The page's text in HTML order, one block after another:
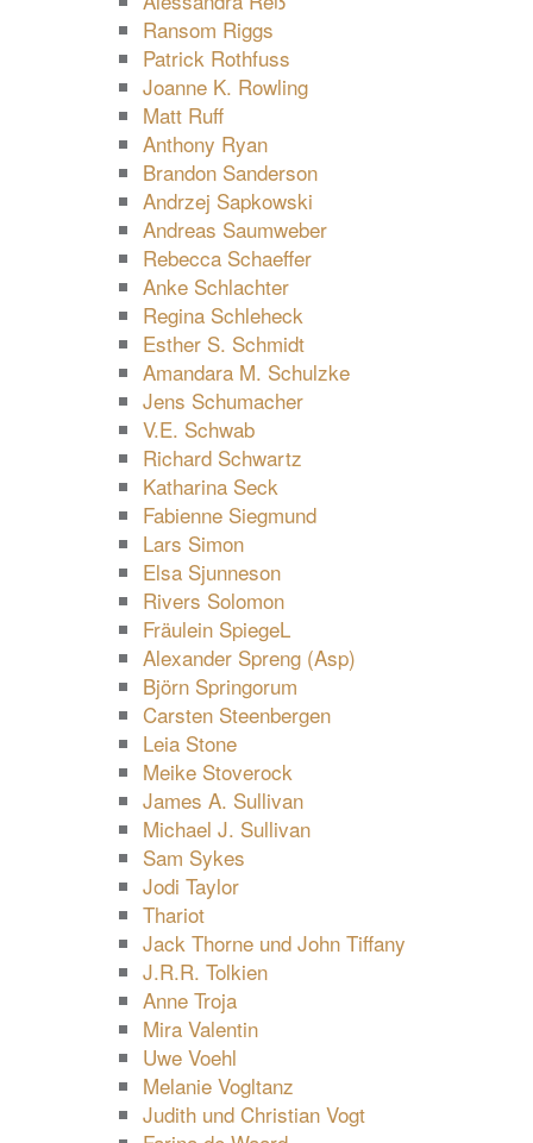
Ransom Riggs
Patrick Rothfuss
Joanne K. Rowling
Matt Ruff
Anthony Ryan
Brandon Sanderson
Andrzej Sapkowski
Andreas Saumweber
Rebecca Schaeffer
Anke Schlachter
Regina Schleheck
Esther S. Schmidt
Amandara M. Schulzke
Jens Schumacher
V.E. Schwab
Richard Schwartz
Katharina Seck
Fabienne Siegmund
Lars Simon
Elsa Sjunneson
Rivers Solomon
Fräulein SpiegeL
Alexander Spreng (Asp)
Björn Springorum
Carsten Steenbergen
Leia Stone
Meike Stoverock
James A. Sullivan
Michael J. Sullivan
Sam Sykes
Jodi Taylor
Thariot
Jack Thorne und John Tiffany
J.R.R. Tolkien
Anne Troja
Mira Valentin
Uwe Voehl
Melanie Vogltanz
Judith und Christian Vogt